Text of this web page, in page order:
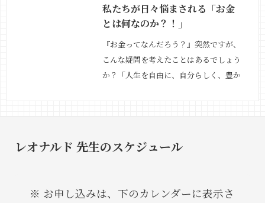
私たちが日々悩まされる「お金
とは何なのか？！」
『お金ってなんだろう？』突然ですが、
こんな疑問を考えたことはあるでしょう
か？「人生を自由に、自分らしく、豊か
らいます。勤めていたら、源泉徴収、年
レオナルド 先生のスケジュール
お申し込みは、下のカレンダーに表示さ